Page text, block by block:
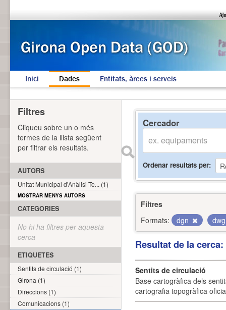
Inici Dades Entitats, àrees i serveis
Cercador
Ordenar resultats per
Filtres
Formats:
dgn
Resultat de la
Sentits de circulació
Base cartogràfica dels
cartografia topogràfica
Filtres
Cliqueu sobre un o més
termes de la llista següent
per filtrar els resultats.
AUTORS
Unitat Municipal d'Anàlisi Te... (1)
MOSTRAR MENYS AUTORS
CATEGORIES
No hi ha filtres per aquesta
cerca
ETIQUETES
Sentits de circulació (1)
Girona (1)
Direccions (1)
Comunicacions (1)